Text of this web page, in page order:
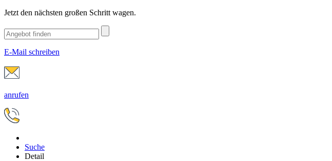
Jetzt den nächsten großen Schritt wagen.
E-Mail schreiben
anrufen
Suche
Detail